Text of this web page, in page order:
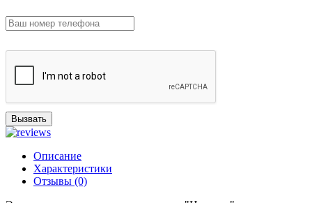
Вызвать
Описание
Характеристики
Отзывы (0)